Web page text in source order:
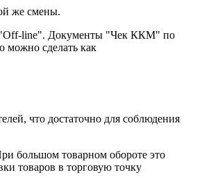
же смены.
"Off-line". Документы "Чек ККМ" по
можно сделать как
что достаточно для соблюдения
большом товарном обороте это
товаров в торговую точку